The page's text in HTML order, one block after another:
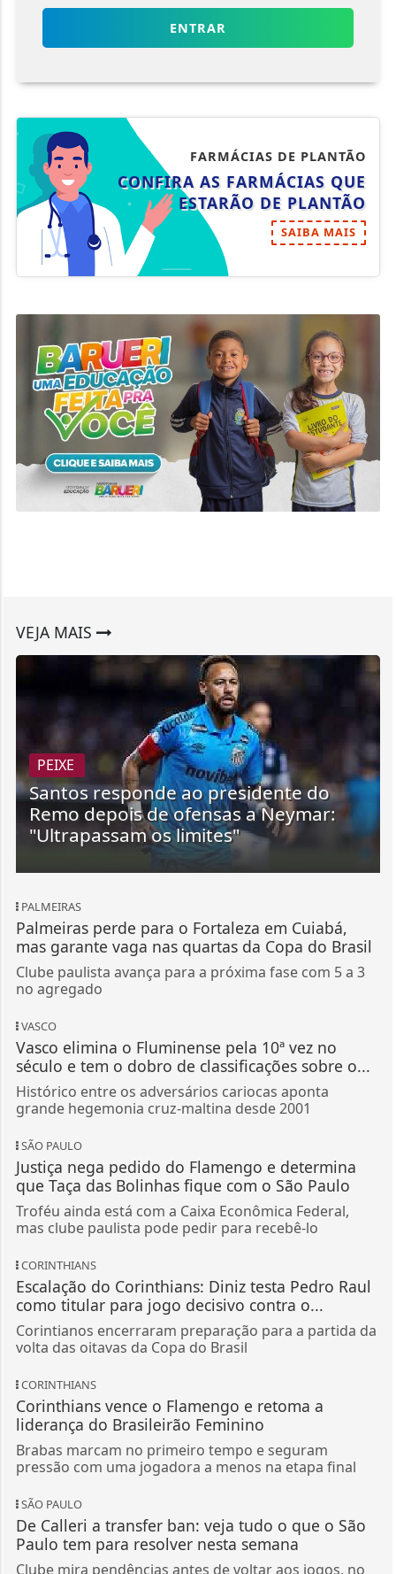
ENTRAR
FARMÁCIAS DE PLANTÃO
CONFIRA AS FARMÁCIAS QUE
ESTARÃO DE PLANTÃO
SAIBA MAIS
VEJA MAIS
PEIXE
Santos responde ao presidente do
Remo depois de ofensas a Neymar:
"Ultrapassam os limites"
PALMEIRAS
Palmeiras perde para o Fortaleza em Cuiabá,
mas garante vaga nas quartas da Copa do Brasil
Clube paulista avança para a próxima fase com 5 a 3
no agregado
VASCO
Vasco elimina o Fluminense pela 10ª vez no
século e tem o dobro de classificações sobre o...
Histórico entre os adversários cariocas aponta
grande hegemonia cruz-maltina desde 2001
SÃO PAULO
Justiça nega pedido do Flamengo e determina
que Taça das Bolinhas fique com o São Paulo
Troféu ainda está com a Caixa Econômica Federal,
mas clube paulista pode pedir para recebê-lo
CORINTHIANS
Escalação do Corinthians: Diniz testa Pedro Raul
como titular para jogo decisivo contra o...
Corintianos encerraram preparação para a partida da
volta das oitavas da Copa do Brasil
CORINTHIANS
Corinthians vence o Flamengo e retoma a
liderança do Brasileirão Feminino
Brabas marcam no primeiro tempo e seguram
pressão com uma jogadora a menos na etapa final
SÃO PAULO
De Calleri a transfer ban: veja tudo o que o São
Paulo tem para resolver nesta semana
Clube mira pendências antes de voltar aos jogos, no